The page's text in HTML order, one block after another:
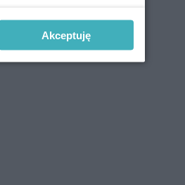
Akceptuję